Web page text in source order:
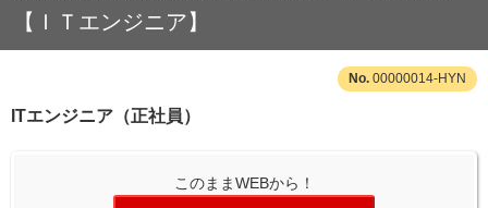
【ＩＴエンジニア】
00000014-HYN
ITエンジニア（正社員）
このままWEBから！